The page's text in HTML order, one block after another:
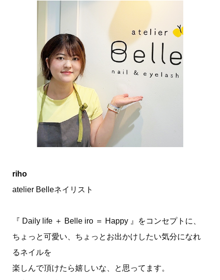
riho
atelier Belleネイリスト
『 Daily life ＋ Belle iro ＝ Happy 』をコンセプトに、
ちょっと可愛い、ちょっとお出かけしたい気分になれ
るネイルを
楽しんで頂けたら嬉しいな、と思ってます。